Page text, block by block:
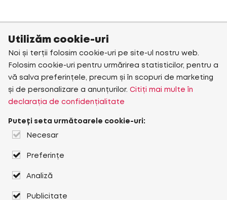
Utilizăm cookie-uri
Noi și terții folosim cookie-uri pe site-ul nostru web.
Folosim cookie-uri pentru urmărirea statisticilor, pentru a
vă salva preferințele, precum și în scopuri de marketing
și de personalizare a anunțurilor. Citiți mai multe în
declarația de confidențialitate
Puteți seta următoarele cookie-uri:
Necesar
Preferințe
Analiză
Publicitate